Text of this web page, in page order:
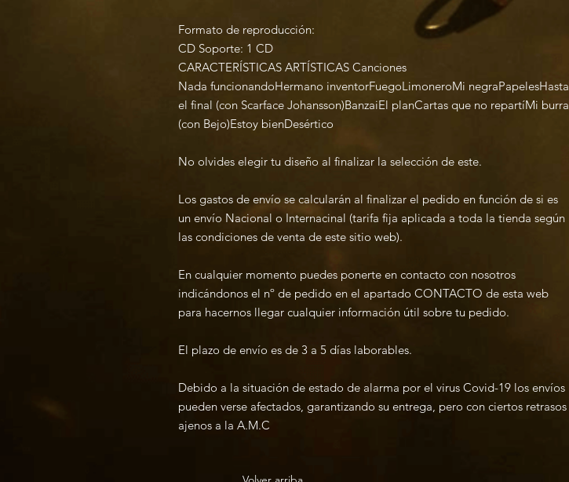
Formato de reproducción:
CD Soporte: 1 CD
CARACTERÍSTICAS ARTÍSTICAS Canciones
Nada funcionandoHermano inventorFuegoLimoneroMi negraPapelesHasta
el final (con Scarface Johansson)BanzaiEl planCartas que no repartíMi burra
(con Bejo)Estoy bienDesértico
No olvides elegir tu diseño al finalizar la selección de este.
Los gastos de envío se calcularán al finalizar el pedido en función de si es
un envío Nacional o Internacinal (tarifa fija aplicada a toda la tienda según
las condiciones de venta de este sitio web).
En cualquier momento puedes ponerte en contacto con nosotros
indicándonos el nº de pedido en el apartado CONTACTO de esta web
para hacernos llegar cualquier información útil sobre tu pedido.
El plazo de envío es de 3 a 5 días laborables.
Debido a la situación de estado de alarma por el virus Covid-19 los envíos
pueden verse afectados, garantizando su entrega, pero con ciertos retrasos
ajenos a la A.M.C